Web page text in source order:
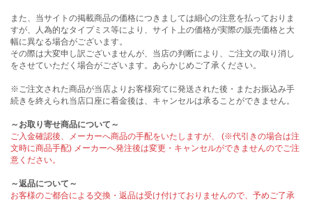
また、当サイトの掲載商品の価格につきましては細心の注意を払っておりま
すが、人為的なタイプミス等により、サイト上の価格が実際の販売価格と大
幅に異なる場合がございます。
その際は大変申し訳ございませんが、当店の判断により、ご注文の取り消し
をさせていただく場合がございます。あらかじめご了承ください。
※ご注文された商品が当店よりお客様宛てに発送された後・またお振込み手
続きを終えられ当店口座に着金後は、キャンセルは承ることができません。
～お取り寄せ商品について～
ご入金確認後、メーカーへ商品の手配をいたしますが、 (※代引きの場合は注
文時に商品手配) メーカーへ発注後は変更・キャンセルができませんのでご注
意ください。
～返品について～
お客様のご都合による交換・返品は受け付けておりませんので、予めご了承